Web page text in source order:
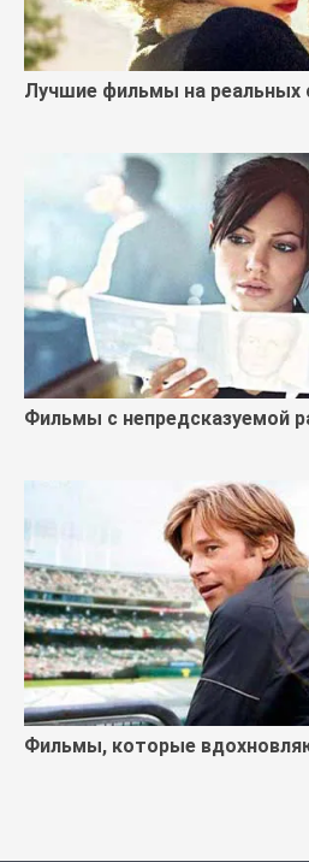
Лучшие фильмы на реальных
Фильмы с непредсказуемой
Фильмы, которые